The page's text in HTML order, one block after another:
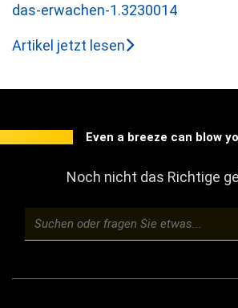
das-erwachen-1.3230014
Artikel jetzt lesen
Even a breeze can blow
Noch nicht das Richtige